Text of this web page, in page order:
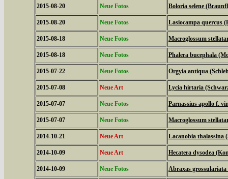
2015-08-20 Neue Fotos Boloria selene
2015-08-20 Neue Fotos Lasiocampa quercus
2015-08-18 Neue Fotos Macroglossum
2015-08-18 Neue Fotos Phalera bucephala
2015-07-22 Neue Fotos Orgyia antiqua
2015-07-08 Neue Art Lycia hirtaria
2015-07-07 Neue Fotos Parnassius apollo f.
2015-07-07 Neue Fotos Macroglossum
2014-10-21 Neue Art Lacanobia thalassina
2014-10-09 Neue Art Hecatera dysodea
2014-10-09 Neue Fotos Abraxas grossulariata